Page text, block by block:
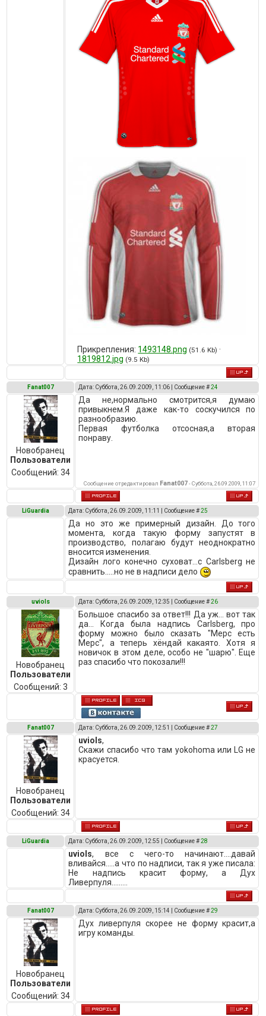
Прикрепления: 1493148.png (51.6 Kb) ·
1819812.jpg (9.5 Kb)
Fanat007 Дата: Суббота, 26.09.2009, 11:06 | Сообщение #24
Новобранец
Пользователи
Сообщений: 34
Да не,нормально смотрится,я думаю
привыкнем.Я даже как-то соскучился по
разнообразию.
Первая футболка отсосная,а вторая
понраву.
Сообщение отредактировал Fanat007-Суббота, 26.09.2009, 11:07
LiGuardia Дата: Суббота, 26.09.2009, 11:11 | Сообщение #25
Да но это же примерный дизайн. До того
момента, когда такую форму запустят в
производство, полагаю будут неоднократно
вносится изменения.
Дизайн лого конечно суховат...с Carlsberg не
сравнить.....но не в надписи дело
uviols Дата: Суббота, 26.09.2009, 12:35 | Сообщение #26
Новобранец
Пользователи
Сообщений: 3
Большое спасибо за ответ!!! Да уж... вот так
да... Когда была надпись Carlsberg, про
форму можно было сказать "Мерс есть
Мерс", а теперь хёндай какаято. Хотя я
новичок в этом деле, особо не "шарю". Еще
раз спасибо что покозали!!!
Fanat007 Дата: Суббота, 26.09.2009, 12:51 | Сообщение #27
Новобранец
Пользователи
Сообщений: 34
uviols,
Скажи спасибо что там yokohoma или LG не
красуется.
LiGuardia Дата: Суббота, 26.09.2009, 12:55 | Сообщение #28
uviols, все с чего-то начинают....давай
вливайся.....а что по надписи, так я уже писала:
Не надпись красит форму, а Дух
Ливерпуля.........
Fanat007 Дата: Суббота, 26.09.2009, 15:14 | Сообщение #29
Новобранец
Пользователи
Сообщений: 34
Дух ливерпуля скорее не форму красит,а
игру команды.